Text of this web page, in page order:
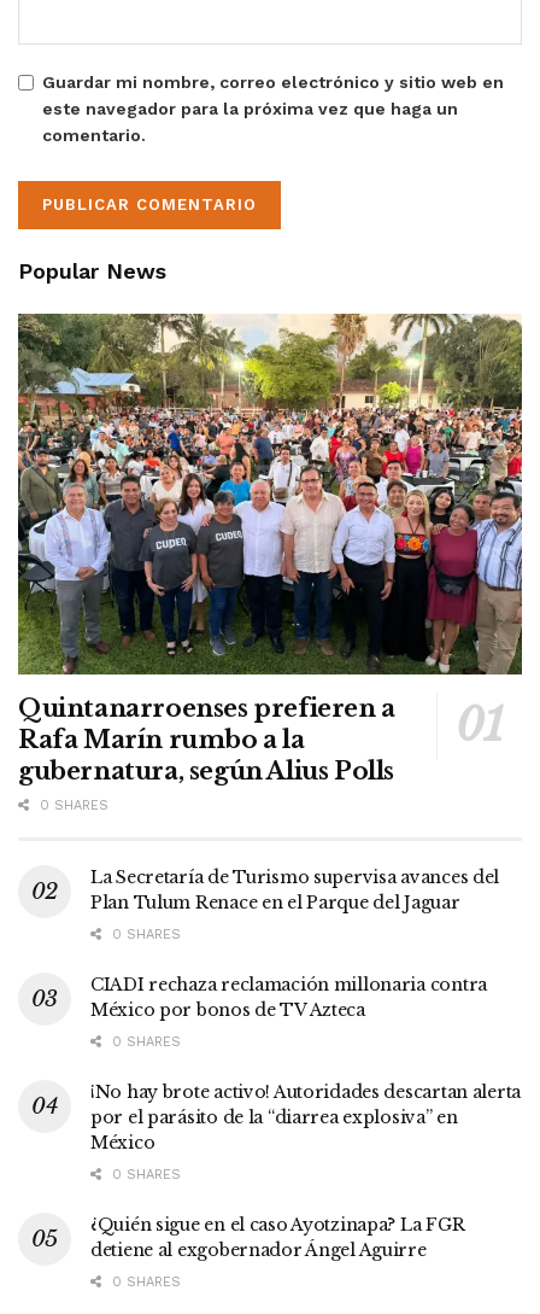
Guardar mi nombre, correo electrónico y sitio web en
este navegador para la próxima vez que haga un
comentario.
Popular News
Quintanarroenses prefieren a
Rafa Marín rumbo a la
gubernatura, según Alius Polls
0 SHARES
La Secretaría de Turismo supervisa avances del
Plan Tulum Renace en el Parque del Jaguar
0 SHARES
CIADI rechaza reclamación millonaria contra
México por bonos de TV Azteca
0 SHARES
¡No hay brote activo! Autoridades descartan alerta
por el parásito de la “diarrea explosiva” en
México
0 SHARES
¿Quién sigue en el caso Ayotzinapa? La FGR
detiene al exgobernador Ángel Aguirre
0 SHARES